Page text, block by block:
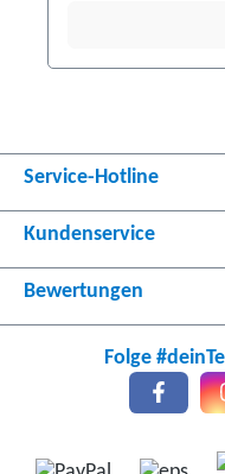
Service-Hotline
Kundenservice
Bewertungen
Folge